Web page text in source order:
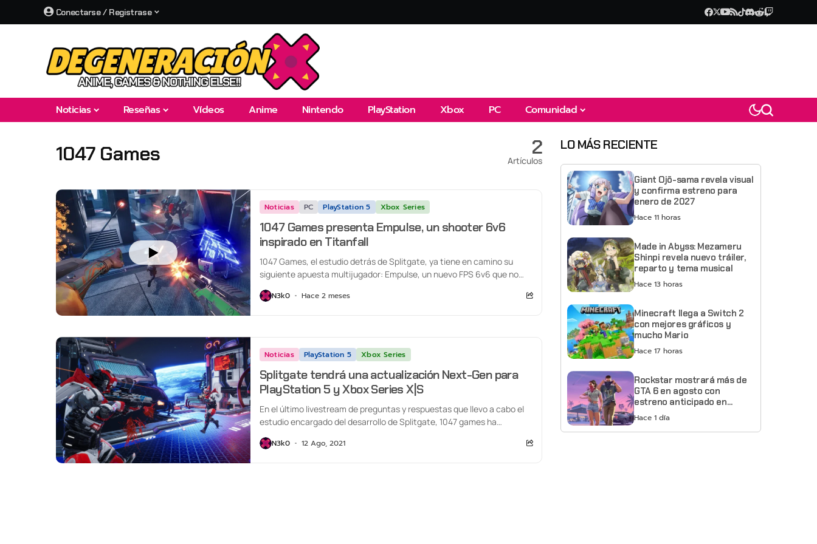
Conectarse / Registrase
Noticias Reseñas Vídeos Anime Nintendo PlayStation Xbox PC Comunidad
1047 Games 2
Artículos
Noticias PC PlayStation 5 Xbox Series
1047 Games presenta Empulse, un shooter 6v6
inspirado en Titanfall
1047 Games, el estudio detrás de Splitgate, ya tiene en camino su
siguiente apuesta multijugador: Empulse, un nuevo FPS 6v6 que no
está...
N3k0 Hace 2 meses
Noticias PlayStation 5 Xbox Series
Splitgate tendrá una actualización Next-Gen para
PlayStation 5 y Xbox Series X|S
En el último livestream de preguntas y respuestas que llevo a cabo el
estudio encargado del desarrollo de Splitgate, 1047 games ha
comentado...
N3k0 12 Ago, 2021
LO MÁS RECIENTE
Giant Ojō-sama revela visual
y confirma estreno para
enero de 2027
Hace 11 horas
Made in Abyss: Mezameru
Shinpi revela nuevo tráiler,
reparto y tema musical
Hace 13 horas
Minecraft llega a Switch 2
con mejores gráficos y
mucho Mario
Hace 17 horas
Rockstar mostrará más de
GTA 6 en agosto con
estreno anticipado en
Netflix
Hace 1 día